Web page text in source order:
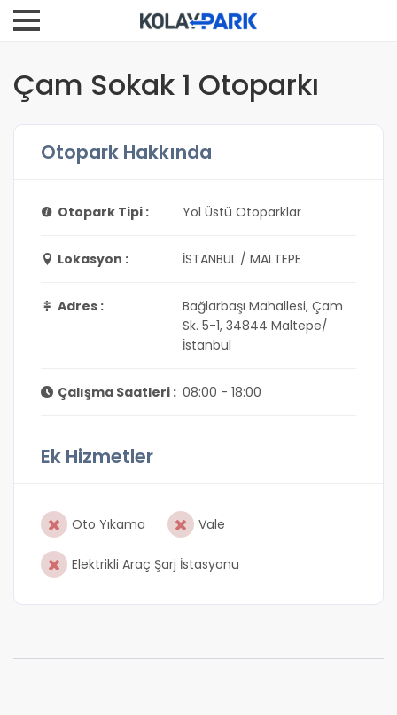
Çam Sokak 1 Otoparkı
Otopark Hakkında
Otopark Tipi : Yol Üstü Otoparklar
Lokasyon : İSTANBUL / MALTEPE
Adres :
Bağlarbaşı Mahallesi, Çam
Sk. 5-1, 34844 Maltepe/
İstanbul
Çalışma Saatleri : 08:00 - 18:00
Ek Hizmetler
Oto Yıkama Vale
Elektrikli Araç Şarj İstasyonu